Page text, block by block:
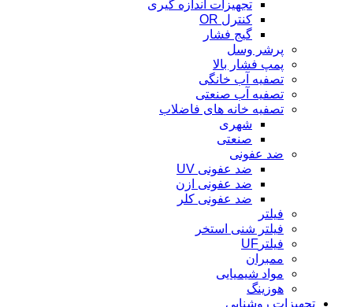
تجهیزات اندازه گیری
کنترل OR
گیج فشار
پرشر وسل
پمپ فشار بالا
تصفیه آب خانگی
تصفیه آب صنعتی
تصفیه خانه های فاضلاب
شهری
صنعتی
ضد عفونی
ضد عفونی UV
ضد عفونی ازن
ضد عفونی کلر
فیلتر
فیلتر شنی استخر
فیلترUF
ممبران
مواد شیمیایی
هوزینگ
تجهیزات روشنایی